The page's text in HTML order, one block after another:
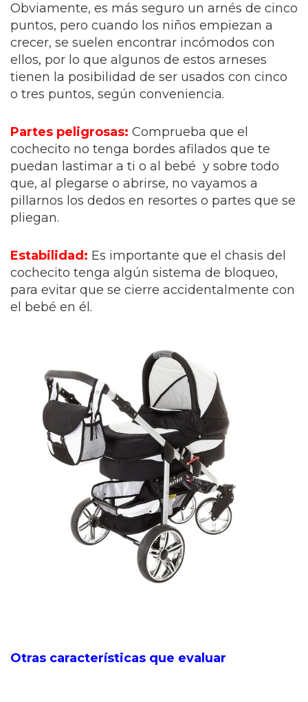
Obviamente, es más seguro un arnés de cinco
puntos, pero cuando los niños empiezan a
crecer, se suelen encontrar incómodos con
ellos, por lo que algunos de estos arneses
tienen la posibilidad de ser usados con cinco
o tres puntos, según conveniencia.
Partes peligrosas: Comprueba que el
cochecito no tenga bordes afilados que te
puedan lastimar a ti o al bebé y sobre todo
que, al plegarse o abrirse, no vayamos a
pillarnos los dedos en resortes o partes que se
pliegan.
Estabilidad: Es importante que el chasis del
cochecito tenga algún sistema de bloqueo,
para evitar que se cierre accidentalmente con
el bebé en él.
Otras características que evaluar